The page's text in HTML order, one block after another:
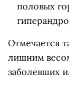
половых
Отмечается
лишним
заболевших